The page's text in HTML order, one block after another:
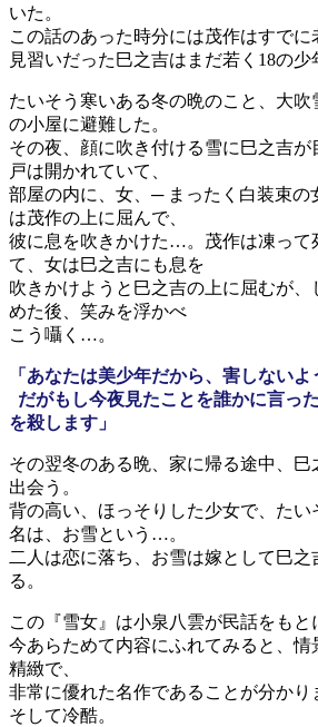
いた。
この話のあった時分には茂作はすでに
見習いだった巳之吉はまだ若く18の少
たいそう寒いある冬の晩のこと、大吹
の小屋に避難した。
その夜、顔に吹き付ける雪に巳之吉
戸は開かれていて、
部屋の内に、女、─ まったく白装束の
は茂作の上に屈んで、
彼に息を吹きかけた…。茂作は凍って
て、女は巳之吉にも息を
吹きかけようと巳之吉の上に屈むが
めた後、笑みを浮かべ
こう囁く…。
「あなたは美少年だから、害しないよ
だがもし今夜見たことを誰かに言っ
を殺します」
その翌冬のある晩、家に帰る途中、巳
出会う。
背の高い、ほっそりした少女で、たい
名は、お雪という…。
二人は恋に落ち、お雪は嫁として巳
る。
この『雪女』は小泉八雲が民話をもと
今あらためて内容にふれてみると、情
精緻で、
非常に優れた名作であることが分かり
そして冷酷。